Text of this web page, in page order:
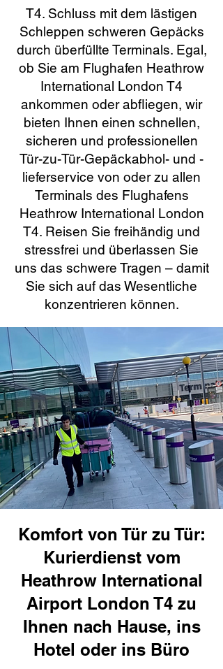
T4. Schluss mit dem lästigen
Schleppen schweren Gepäcks
durch überfüllte Terminals. Egal,
ob Sie am Flughafen Heathrow
International London T4
ankommen oder abfliegen, wir
bieten Ihnen einen schnellen,
sicheren und professionellen
Tür-zu-Tür-Gepäckabhol- und -
lieferservice von oder zu allen
Terminals des Flughafens
Heathrow International London
T4. Reisen Sie freihändig und
stressfrei und überlassen Sie
uns das schwere Tragen – damit
Sie sich auf das Wesentliche
konzentrieren können.
Komfort von Tür zu Tür:
Kurierdienst vom
Heathrow International
Airport London T4 zu
Ihnen nach Hause, ins
Hotel oder ins Büro